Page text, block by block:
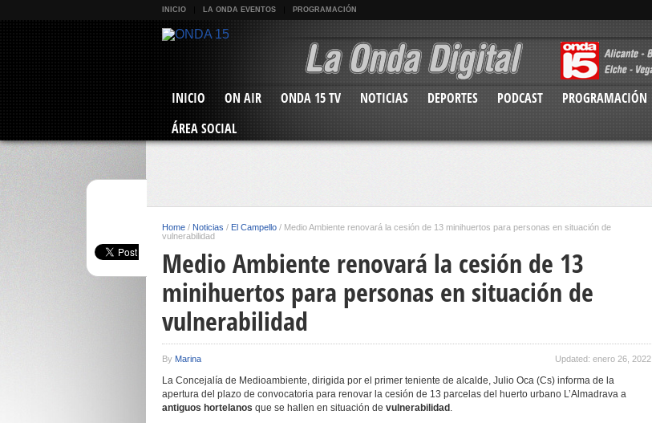
INICIO LA ONDA EVENTOS PROGRAMACIÓN
INICIO ON AIR ONDA 15 TV NOTICIAS DEPORTES PODCAST PROGRAMACIÓN
ÁREA SOCIAL
Home / Noticias / El Campello / Medio Ambiente renovará la cesión de 13 minihuertos para personas en situación de
vulnerabilidad
Medio Ambiente renovará la cesión de 13
minihuertos para personas en situación de
vulnerabilidad
By Marina Updated: enero 26, 2022
La Concejalía de Medioambiente, dirigida por el primer teniente de alcalde, Julio Oca (Cs) informa de la
apertura del plazo de convocatoria para renovar la cesión de 13 parcelas del huerto urbano L’Almadrava a
antiguos hortelanos que se hallen en situación de vulnerabilidad .